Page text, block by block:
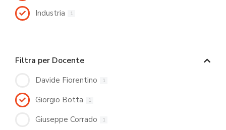
Industria 1
Filtra per Docente
Davide Fiorentino 1
Giorgio Botta 1
Giuseppe Corrado 1